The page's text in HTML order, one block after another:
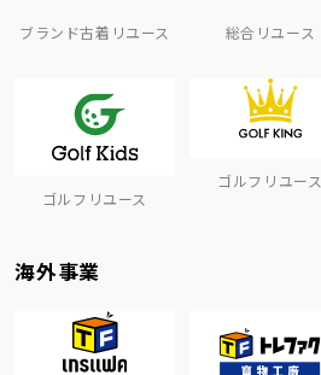
ブランド古着リユース 総合リユース
ゴルフリユース
ゴルフリユース
海外事業